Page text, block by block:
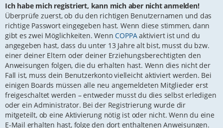
Ich habe mich registriert, kann mich aber nicht anmelden!
Überprüfe zuerst, ob du den richtigen Benutzernamen und das
richtige Passwort eingegeben hast. Wenn diese stimmen, dann
gibt es zwei Möglichkeiten. WennCOPPAaktiviert ist und du
angegeben hast, dass du unter 13 Jahre alt bist, musst du bzw.
einer deiner Eltern oder deiner Erziehungsberechtigten den
Anweisungen folgen, die du erhalten hast. Wenn dies nicht der
Fall ist, muss dein Benutzerkonto vielleicht aktiviert werden. Bei
einigen Boards müssen alle neu angemeldeten Mitglieder erst
freigeschaltet werden – entweder musst du dies selbst erledigen
oder ein Administrator. Bei der Registrierung wurde dir
mitgeteilt, ob eine Aktivierung nötig ist oder nicht. Wenn du eine
E-Mail erhalten hast, folge den dort enthaltenen Anweisungen.